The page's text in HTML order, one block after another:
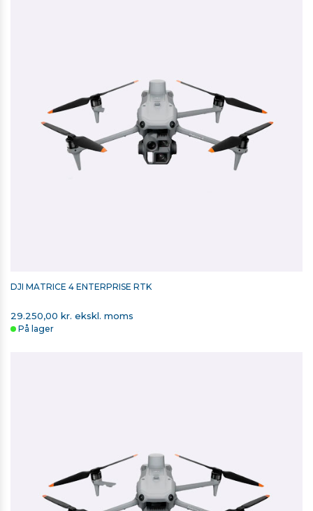
DJI MATRICE 4 ENTERPRISE RTK
29.250,00 kr. ekskl. moms
På lager